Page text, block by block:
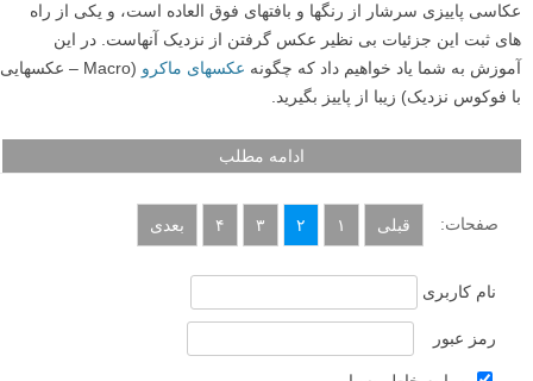
عکاسی پاییزی سرشار از رنگها و بافتهای فوق العاده است، و یکی از راه
های ثبت این جزئیات بی نظیر عکس گرفتن از نزدیک آنهاست. در این
آموزش به شما یاد خواهیم داد که چگونه عکسهای ماکرو
(Macro – عکسهایی
با فوکوس نزدیک) زیبا از پاییز بگیرید.
ادامه مطلب
صفحات: قبلی ۱ ۲ ۳ ۴ بعدی
نام کاربری
رمز عبور